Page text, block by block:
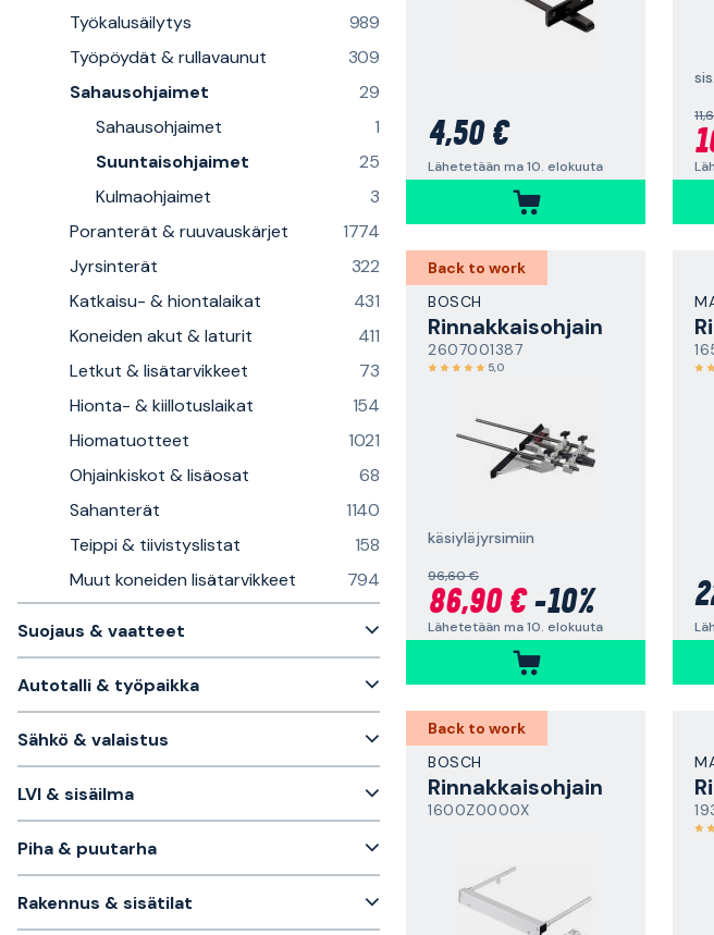
Työkalusäilytys
989
Työpöydät & rullavaunut
309
Sahausohjaimet
29
Sahausohjaimet
1
Suuntaisohjaimet
25
Kulmaohjaimet
3
Poranterät & ruuvauskärjet
1774
Jyrsinterät
322
Katkaisu- & hiontalaikat
431
Koneiden akut & laturit
411
Letkut & lisätarvikkeet
73
Hionta- & kiillotuslaikat
154
Hiomatuotteet
1021
Ohjainkiskot & lisäosat
68
Sahanterät
1140
Teippi & tiivistyslistat
158
Muut koneiden lisätarvikkeet
794
Suojaus & vaatteet
Autotalli & työpaikka
Sähkö & valaistus
LVI & sisäilma
Piha & puutarha
Rakennus & sisätilat
4,50 €
Lähetetään ma 10. elokuuta
Back to work
BOSCH
Rinnakkaisohjain
2607001387
5,0
käsiyläjyrsimiin
96,60 €
86,90 €-10%
Lähetetään ma 10. elokuuta
Back to work
BOSCH
Rinnakkaisohjain
1600Z0000X